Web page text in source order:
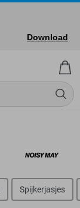
Spijkerjasjes
Download